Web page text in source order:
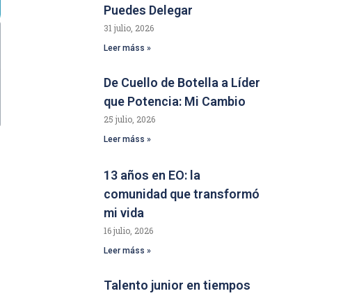
Puedes Delegar
31 julio, 2026
Leer máss »
De Cuello de Botella a Líder
que Potencia: Mi Cambio
25 julio, 2026
Leer máss »
13 años en EO: la
comunidad que transformó
mi vida
16 julio, 2026
Leer máss »
Talento junior en tiempos